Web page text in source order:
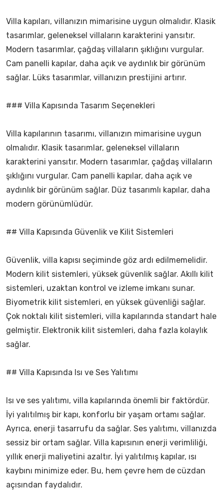
Villa kapıları, villanızın mimarisine uygun olmalıdır. Klasik
tasarımlar, geleneksel villaların karakterini yansıtır.
Modern tasarımlar, çağdaş villaların şıklığını vurgular.
Cam panelli kapılar, daha açık ve aydınlık bir görünüm
sağlar. Lüks tasarımlar, villanızın prestijini artırır.
### Villa Kapısında Tasarım Seçenekleri
Villa kapılarının tasarımı, villanızın mimarisine uygun
olmalıdır. Klasik tasarımlar, geleneksel villaların
karakterini yansıtır. Modern tasarımlar, çağdaş villaların
şıklığını vurgular. Cam panelli kapılar, daha açık ve
aydınlık bir görünüm sağlar. Düz tasarımlı kapılar, daha
modern görünümlüdür.
## Villa Kapısında Güvenlik ve Kilit Sistemleri
Güvenlik, villa kapısı seçiminde göz ardı edilmemelidir.
Modern kilit sistemleri, yüksek güvenlik sağlar. Akıllı kilit
sistemleri, uzaktan kontrol ve izleme imkanı sunar.
Biyometrik kilit sistemleri, en yüksek güvenliği sağlar.
Çok noktalı kilit sistemleri, villa kapılarında standart hale
gelmiştir. Elektronik kilit sistemleri, daha fazla kolaylık
sağlar.
## Villa Kapısında Isı ve Ses Yalıtımı
Isı ve ses yalıtımı, villa kapılarında önemli bir faktördür.
İyi yalıtılmış bir kapı, konforlu bir yaşam ortamı sağlar.
Ayrıca, enerji tasarrufu da sağlar. Ses yalıtımı, villanızda
sessiz bir ortam sağlar. Villa kapısının enerji verimliliği,
yıllık enerji maliyetini azaltır. İyi yalıtılmış kapılar, ısı
kaybını minimize eder. Bu, hem çevre hem de cüzdan
açısından faydalıdır.